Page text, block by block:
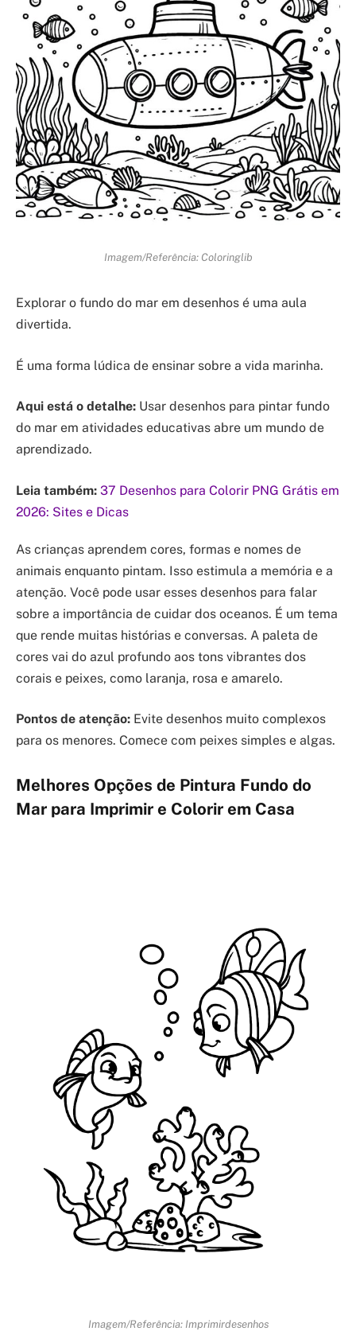
Imagem/Referência: Coloringlib
Explorar o fundo do mar em desenhos é uma aula
divertida.
É uma forma lúdica de ensinar sobre a vida marinha.
Aqui está o detalhe: Usar desenhos para pintar fundo
do mar em atividades educativas abre um mundo de
aprendizado.
Leia também: 37 Desenhos para Colorir PNG Grátis em
2026: Sites e Dicas
As crianças aprendem cores, formas e nomes de
animais enquanto pintam. Isso estimula a memória e a
atenção. Você pode usar esses desenhos para falar
sobre a importância de cuidar dos oceanos. É um tema
que rende muitas histórias e conversas. A paleta de
cores vai do azul profundo aos tons vibrantes dos
corais e peixes, como laranja, rosa e amarelo.
Pontos de atenção: Evite desenhos muito complexos
para os menores. Comece com peixes simples e algas.
Melhores Opções de Pintura Fundo do
Mar para Imprimir e Colorir em Casa
Imagem/Referência: Imprimirdesenhos